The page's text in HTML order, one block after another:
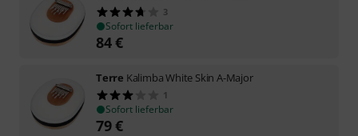
3
Sofort lieferbar
84€
Terre Kalimba White Skin A-Major
1
Sofort lieferbar
79€